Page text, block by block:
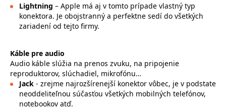
Lightning – Apple má aj v tomto prípade vlastný typ
konektora. Je obojstranný a perfektne sedí do všetkých
zariadení od tejto firmy.
Káble pre audio
Audio káble slúžia na prenos zvuku, na pripojenie
reproduktorov, slúchadiel, mikrofónu…
Jack - zrejme najrozšírenejší konektor vôbec, je v podstate
neoddeliteľnou súčasťou všetkých mobilných telefónov,
notebookov atď.